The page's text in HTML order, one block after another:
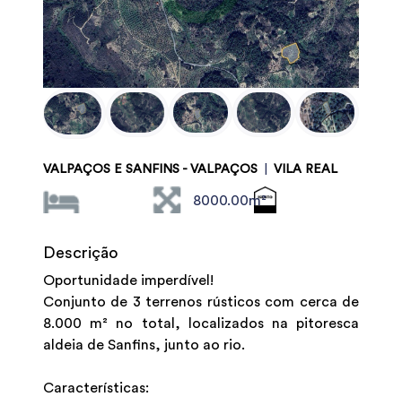
VALPAÇOS E SANFINS - VALPAÇOS VILA REAL
8000.00m²
Descrição
Oportunidade imperdível!
Conjunto de 3 terrenos rústicos com cerca de
8.000 m² no total, localizados na pitoresca
aldeia de Sanfins, junto ao rio.
Características: